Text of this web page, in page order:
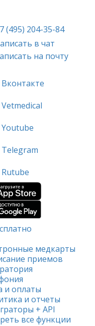
(495) 204-35-84
в чат
на почту
Вконтакте
Vetmedical
Youtube
Telegram
Rutube
медкарты
приемов
и оплаты
и отчеты
+ API
все функции